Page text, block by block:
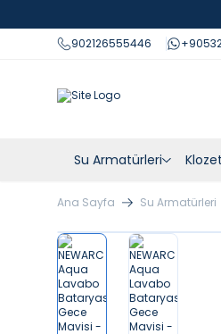
902126555446
Su Armatürleri
Ana Sayfa Su Armatürleri